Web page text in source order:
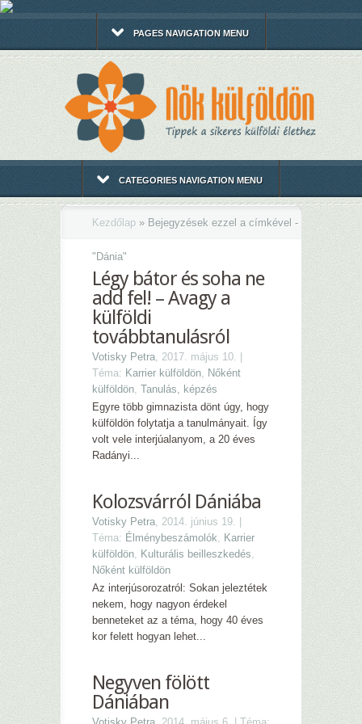
PAGES NAVIGATION MENU
CATEGORIES NAVIGATION MENU
Kezdőlap » Bejegyzések ezzel a címkével -
" Dánia"
Légy bátor és soha ne
add fel! – Avagy a
külföldi
továbbtanulásról
Votisky Petra, 2017. május 10. |
Téma: Karrier külföldön, Nőként
külföldön, Tanulás, képzés
Egyre több gimnazista dönt úgy, hogy
külföldön folytatja a tanulmányait. Így
volt vele interjúalanyom, a 20 éves
Radányi...
Kolozsvárról Dániába
Votisky Petra, 2014. június 19. |
Téma: Élménybeszámolók, Karrier
külföldön, Kulturális beilleszkedés,
Nőként külföldön
Az interjúsorozatról: Sokan jeleztétek
nekem, hogy nagyon érdekel
benneteket az a téma, hogy 40 éves
kor felett hogyan lehet...
Negyven fölött
Dániában